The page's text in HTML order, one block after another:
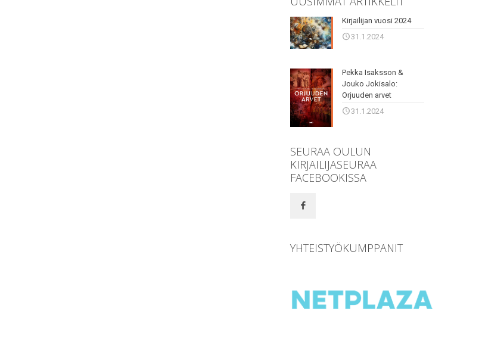
Kirjailijan vuosi 2024
31.1.2024
Pekka Isaksson &
Jouko Jokisalo:
Orjuuden arvet
31.1.2024
SEURAA OULUN
KIRJAILIJASEURAA
FACEBOOKISSA
YHTEISTYÖKUMPPANIT